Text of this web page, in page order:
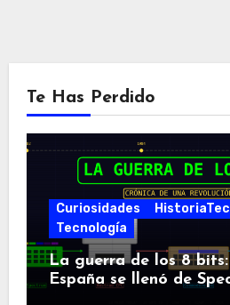
Te Has Perdido
Curiosidades
Tecnología
La guerra de los 8
España se llenó de